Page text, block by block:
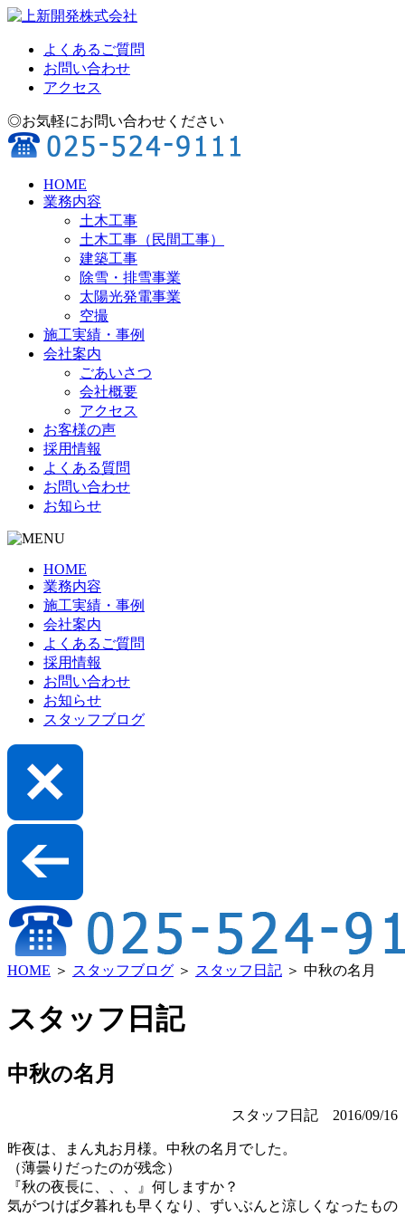
よくあるご質問
お問い合わせ
アクセス
◎お気軽にお問い合わせください
HOME
業務内容
土木工事
土木工事（民間工事）
建築工事
除雪・排雪事業
太陽光発電事業
空撮
施工実績・事例
会社案内
ごあいさつ
会社概要
アクセス
お客様の声
採用情報
よくある質問
お問い合わせ
お知らせ
HOME
業務内容
施工実績・事例
会社案内
よくあるご質問
採用情報
お問い合わせ
お知らせ
スタッフブログ
HOME ＞ スタッフブログ ＞ スタッフ日記 ＞ 中秋の名月
スタッフ日記
中秋の名月
スタッフ日記 2016/09/16
昨夜は、まん丸お月様。中秋の名月でした。
（薄曇りだったのが残念）
『秋の夜長に、、、』何しますか？
気がつけば夕暮れも早くなり、ずいぶんと涼しくなったもの